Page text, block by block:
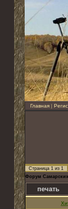
Главная |
Страница 1 из 1
Форум Самарских
печать